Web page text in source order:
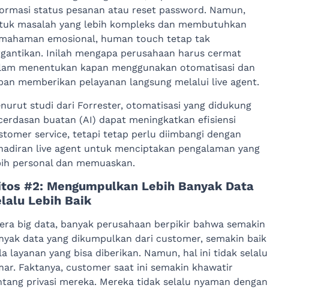
status pesanan atau reset password. Namun,
masalah yang lebih kompleks dan membutuhkan
emosional, human touch tetap tak
Inilah mengapa perusahaan harus cermat
menentukan kapan menggunakan otomatisasi dan
memberikan pelayanan langsung melalui live agent.
studi dari Forrester, otomatisasi yang didukung
buatan (AI) dapat meningkatkan efisiensi
service, tetapi tetap perlu diimbangi dengan
live agent untuk menciptakan pengalaman yang
personal dan memuaskan.
#2: Mengumpulkan Lebih Banyak Data
Lebih Baik
big data, banyak perusahaan berpikir bahwa semakin
data yang dikumpulkan dari customer, semakin baik
layanan yang bisa diberikan. Namun, hal ini tidak selalu
Faktanya, customer saat ini semakin khawatir
privasi mereka. Mereka tidak selalu nyaman dengan